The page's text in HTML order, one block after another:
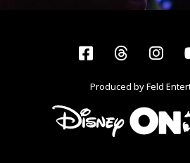
Facebook
Threads
Produced by Feld